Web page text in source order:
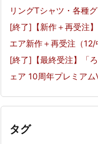
リングTシャツ・各種
[終了]【新作＋再受注
エア新作＋再受注（12/
[終了]【最終受注】「
ェア 10周年プレミアム
タグ